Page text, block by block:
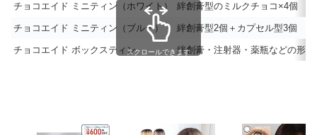
チョコエイド ミニティン（ホワイト） 絆創膏型のミルクチョコ×4個
チョコエイド ミニティン（ブルー） 絆創膏型2個＋カプセル型3個
チョコエイド ボックスティン 絆創膏・注射器・薬瓶などの形入
スクロールできます